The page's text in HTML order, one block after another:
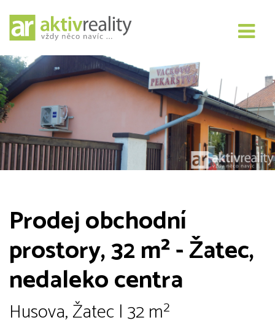
Prodej obchodní
prostory, 32 m² - Žatec,
nedaleko centra
Husova, Žatec | 32 m²